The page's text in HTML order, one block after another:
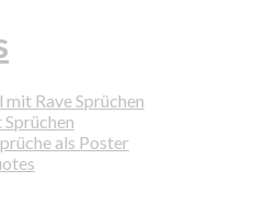
Rave Sprüchen
als Poster